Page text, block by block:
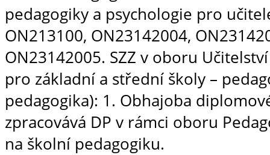
pedagogiky a psychologie pro
ON213100, ON23142004,
ON23142005. SZZ v oboru
pro základní a střední školy –
pedagogika): 1. Obhajoba
zpracovává DP v rámci oboru
na školní pedagogiku.